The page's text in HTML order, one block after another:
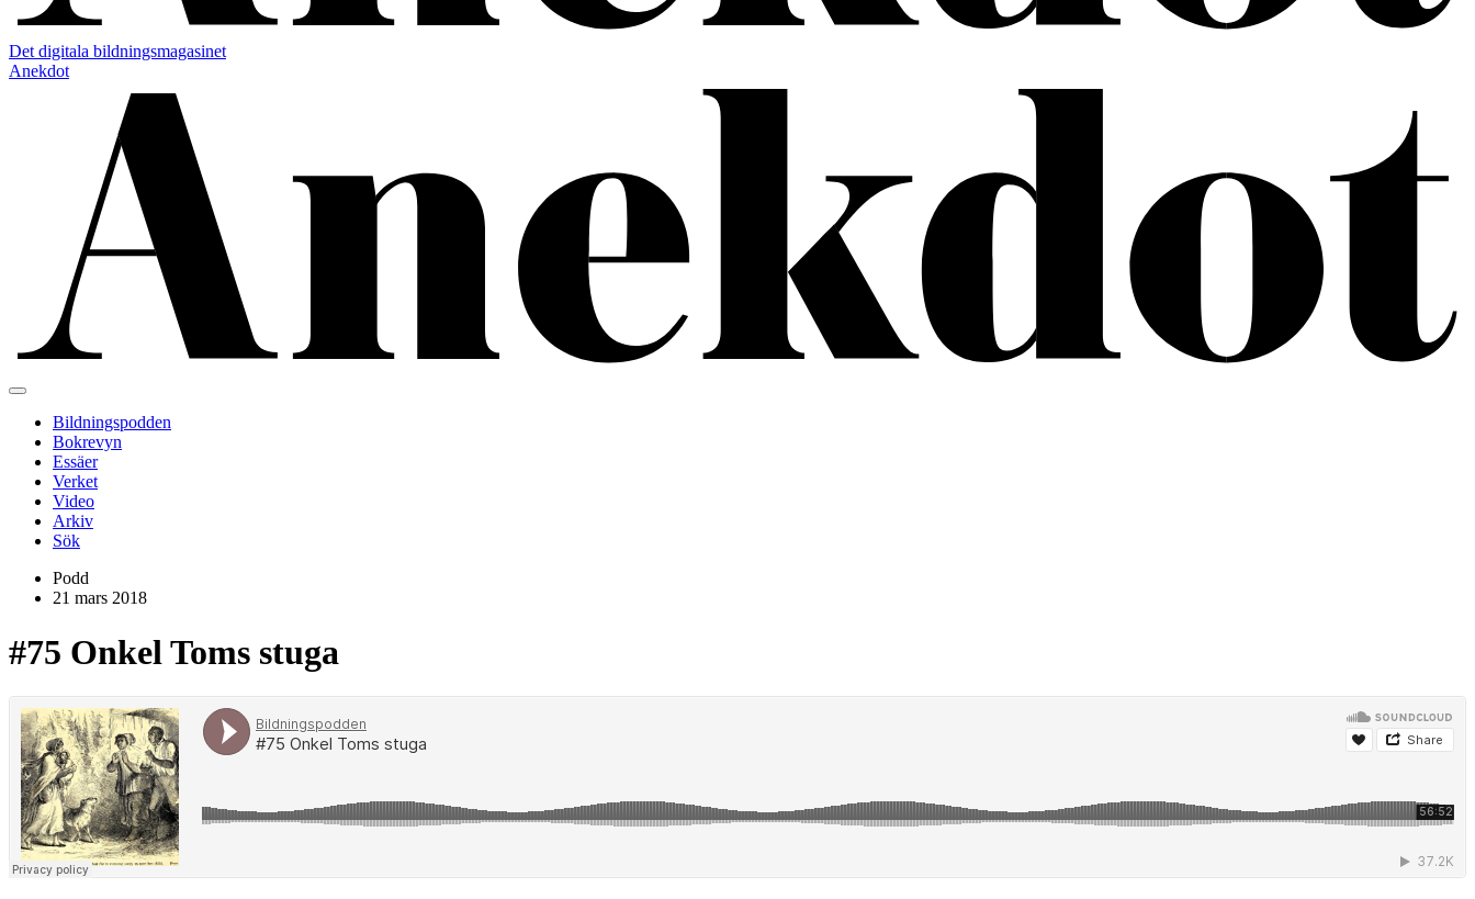
Det digitala bildningsmagasinet
Anekdot
Bildningspodden
Bokrevyn
Essäer
Verket
Video
Arkiv
Sök
Podd
21 mars 2018
#75 Onkel Toms stuga